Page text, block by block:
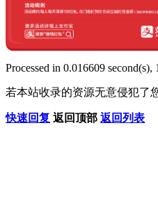
Processed in 0.016609
若本站收录的资源无意侵犯了
快速回复 返回顶部 返回列表